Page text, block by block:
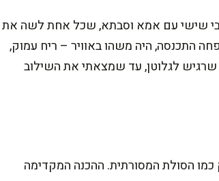
שישי עם אמא וסבתא, שכל אחת לשה את
התכנסה, היה משהו באוויר – ריח עמוק,
שרגיש לגלוטן, עד שמצאתי את השילוב
כמו הסולת המסורתית. ההכנה המקדימה